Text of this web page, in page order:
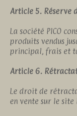
Article 5. Réserve
La société PICO
produits vendus
principal, frais et
Article 6.
Le droit de
en vente sur le